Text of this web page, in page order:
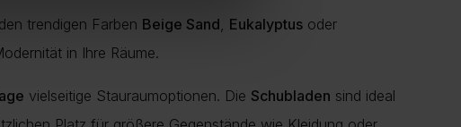
trendigen Farben Beige Sand, Eukalyptus oder
in Ihre Räume.
vielseitige Stauraumoptionen. Die Schubladen sind ideal